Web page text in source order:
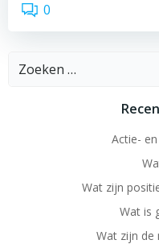
0
Zoeken
Actie-
Wat zijn
Wat is
Wat zijn de